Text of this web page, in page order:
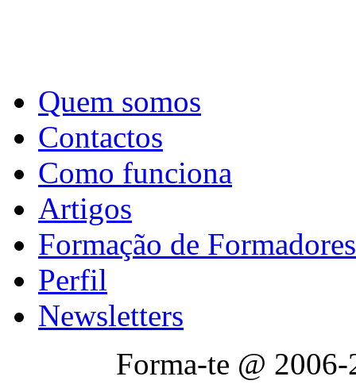
Quem somos
Contactos
Como funciona
Artigos
Formação de Formadores
Perfil
Newsletters
Forma-te @